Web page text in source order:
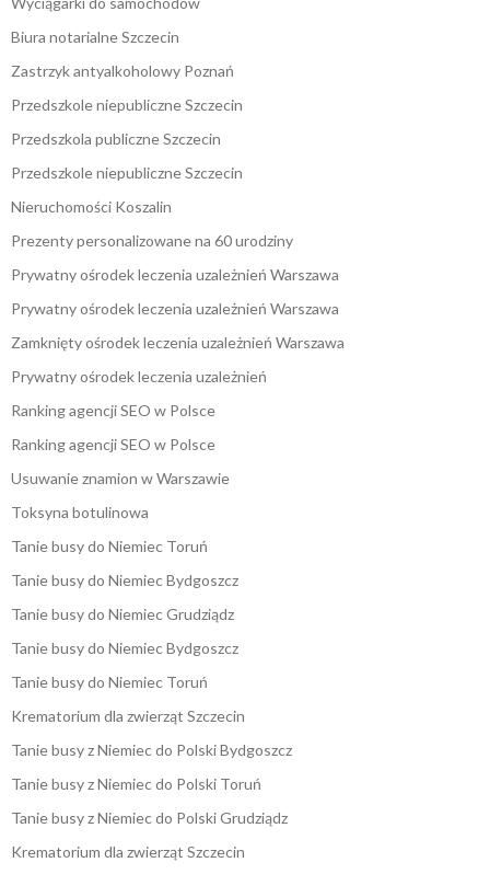
Biura notarialne Szczecin
Zastrzyk antyalkoholowy Poznań
Przedszkole niepubliczne Szczecin
Przedszkola publiczne Szczecin
Przedszkole niepubliczne Szczecin
Nieruchomości Koszalin
Prezenty personalizowane na 60 urodziny
Prywatny ośrodek leczenia uzależnień Warszawa
Prywatny ośrodek leczenia uzależnień Warszawa
Zamknięty ośrodek leczenia uzależnień Warszawa
Prywatny ośrodek leczenia uzależnień
Ranking agencji SEO w Polsce
Ranking agencji SEO w Polsce
Usuwanie znamion w Warszawie
Toksyna botulinowa
Tanie busy do Niemiec Toruń
Tanie busy do Niemiec Bydgoszcz
Tanie busy do Niemiec Grudziądz
Tanie busy do Niemiec Bydgoszcz
Tanie busy do Niemiec Toruń
Krematorium dla zwierząt Szczecin
Tanie busy z Niemiec do Polski Bydgoszcz
Tanie busy z Niemiec do Polski Toruń
Tanie busy z Niemiec do Polski Grudziądz
Krematorium dla zwierząt Szczecin